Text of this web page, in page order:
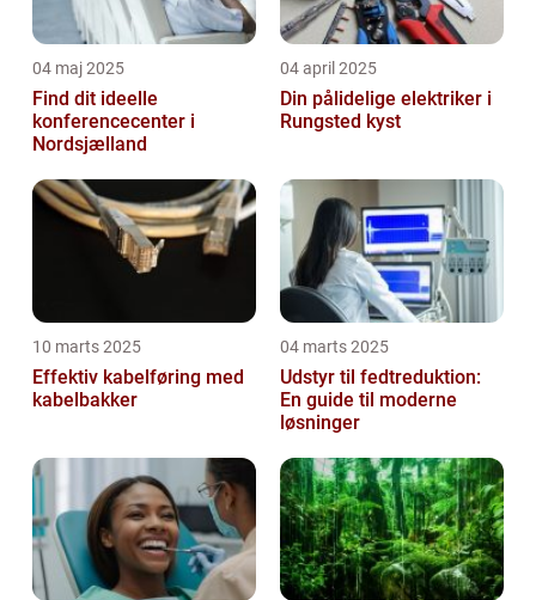
04 maj 2025
Find dit ideelle
konferencecenter i
Nordsjælland
04 april 2025
Din pålidelige elektriker i
Rungsted kyst
10 marts 2025
Effektiv kabelføring med
kabelbakker
04 marts 2025
Udstyr til fedtreduktion:
En guide til moderne
løsninger